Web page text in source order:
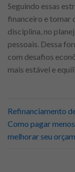
Seguindo essas
financeiro e tomar
disciplina, no
pessoais. Dessa
com desafios
mais estável e
Refinanciamento
Como pagar
melhorar seu